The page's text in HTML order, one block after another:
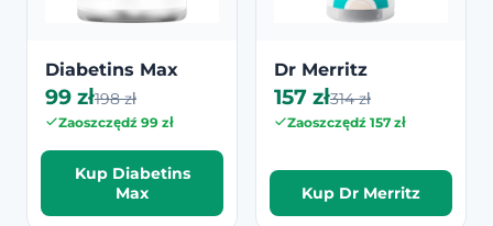
Diabetins Max
99 zł198 zł
Zaoszczędź 99 zł
Kup Diabetins
Max
Dr Merritz
157 zł314 zł
Zaoszczędź 157 zł
Kup Dr Merritz